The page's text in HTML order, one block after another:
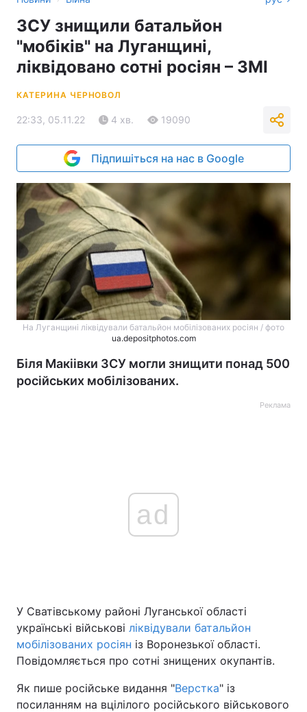
ЗСУ знищили батальйон
"мобіків" на Луганщині,
ліквідовано сотні росіян – ЗМІ
КАТЕРИНА ЧЕРНОВОЛ
22:33, 05.11.22 4 хв. 19090
Підпишіться на нас в Google
На Луганщині ліквідували батальйон мобілізованих росіян / фото
ua.depositphotos.com
Біля Макіівки ЗСУ могли знищити понад 500
російських мобілізованих.
Реклама
ad
У Сватівському районі Луганської області
українські військові ліквідували батальйон
мобілізованих росіян із Воронезької області.
Повідомляється про сотні знищених окупантів.
Як пише російське видання "Верстка" із
посиланням на вцілілого російського військового